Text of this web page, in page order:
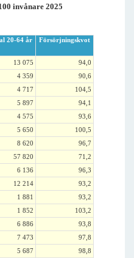
invånare 2025
20-64 år Försörjningskvot
13 075
94,0
4 359
90,6
4 717
104,5
5 897
94,1
4 575
93,6
5 650
100,5
8 620
96,7
57 820
71,2
6 136
96,3
12 214
93,2
1 881
93,2
1 852
103,2
6 886
93,8
7 473
97,8
5 687
98,8